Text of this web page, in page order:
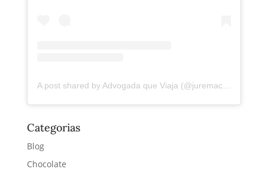
A post shared by Advogada que Viaja (@juremacintra)
Categorias
Blog
Chocolate